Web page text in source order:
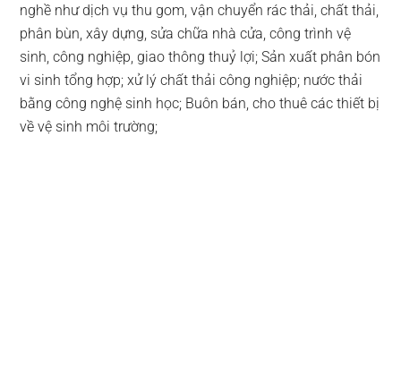
nghề như dịch vụ thu gom, vận chuyển rác thải, chất thải,
phân bùn, xây dựng, sửa chữa nhà cửa, công trình vệ
sinh, công nghiệp, giao thông thuỷ lợi; Sản xuất phân bón
vi sinh tổng hợp; xử lý chất thải công nghiệp; nước thải
bằng công nghệ sinh học; Buôn bán, cho thuê các thiết bị
về vệ sinh môi trường;